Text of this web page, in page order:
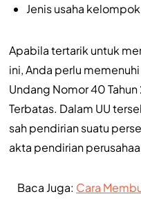
Jenis usaha
Apabila tertarik untuk
ini, Anda perlu
Undang Nomor 40
Terbatas. Dalam UU
sah pendirian suatu
akta pendirian
Baca Juga: Cara